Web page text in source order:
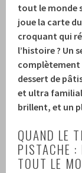
tout le monde
joue la carte
croquant qui
l’histoire ? Un
complètement
dessert de
et ultra
brillent, et un
QUAND LE
PISTACHE :
TOUT LE